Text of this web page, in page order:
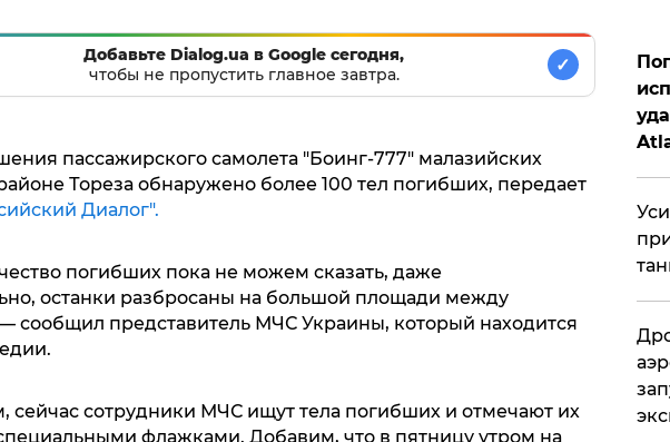
Добавьте Dialog.ua в Google сегодня,
чтобы не пропустить главное завтра.
✓
пассажирского самолета "Боинг-777" малазийских
Тореза обнаружено более 100 тел погибших, передает
Диалог".
погибших пока не можем сказать, даже
останки разбросаны на большой площади между
сообщил представитель МЧС Украины, который находится
сейчас сотрудники МЧС ищут тела погибших и отмечают их
флажками. Добавим, что в пятницу утром на